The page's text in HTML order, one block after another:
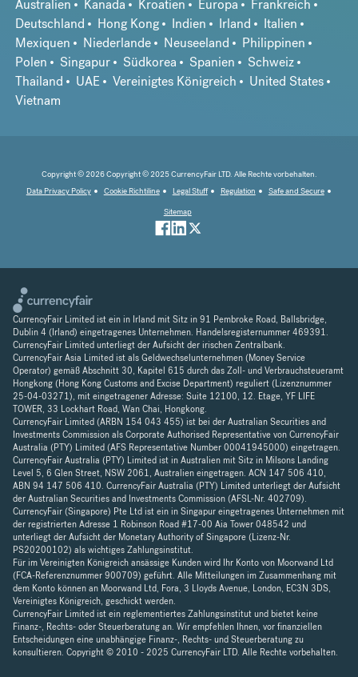
Australien
Kanada Kroatien Europa
Frankreich
Deutschland
Hong Kong Indien Irland
Italien
Mexiquen
Niederlande Neuseeland
Philippinen
Polen
Singapur Südkorea Spanien
Schweiz
Thailand
UAE Vereinigtes Königreich
United States
Vietnam
Copyright © 2026 Copyright © 2025 CurrencyFair LTD. Alle Rechte vorbehalten.
Data Privacy Policy
Cookie Richtiline Legal Stuff Regulation
Safe and Secure
Sitemap
CurrencyFair Limited ist ein in Irland mit Sitz in 91 Pembroke Road, Ballsbridge,
Dublin 4 (Irland) eingetragenes Unternehmen. Handelsregisternummer 469391.
CurrencyFair Limited unterliegt der Aufsicht der irischen Zentralbank.
CurrencyFair Asia Limited ist als Geldwechselunternehmen (Money Service
Operator) gemäß Abschnitt 30, Kapitel 615 durch das Zoll- und Verbrauchsteueramt
Hongkong (Hong Kong Customs and Excise Department) reguliert (Lizenznummer
25-04-03271), mit eingetragener Adresse: Suite 12100, 12. Etage, YF LIFE
TOWER, 33 Lockhart Road, Wan Chai, Hongkong.
CurrencyFair Limited (ARBN 154 043 455) ist bei der Australian Securities and
Investments Commission als Corporate Authorised Representative von CurrencyFair
Australia (PTY) Limited (AFS Representative Number 00041945000) eingetragen.
CurrencyFair Australia (PTY) Limited ist in Australien mit Sitz in Milsons Landing
Level 5, 6 Glen Street, NSW 2061, Australien eingetragen. ACN 147 506 410,
ABN 94 147 506 410. CurrencyFair Australia (PTY) Limited unterliegt der Aufsicht
der Australian Securities and Investments Commission (AFSL-Nr. 402709).
CurrencyFair (Singapore) Pte Ltd ist ein in Singapur eingetragenes Unternehmen mit
der registrierten Adresse 1 Robinson Road #17-00 Aia Tower 048542 und
unterliegt der Aufsicht der Monetary Authority of Singapore (Lizenz-Nr.
PS20200102) als wichtiges Zahlungsinstitut.
Für im Vereinigten Königreich ansässige Kunden wird Ihr Konto von Moorwand Ltd
(FCA-Referenznummer 900709) geführt. Alle Mitteilungen im Zusammenhang mit
dem Konto können an Moorwand Ltd, Fora, 3 Lloyds Avenue, London, EC3N 3DS,
Vereinigtes Königreich, geschickt werden.
CurrencyFair Limited ist ein reglementiertes Zahlungsinstitut und bietet keine
Finanz-, Rechts- oder Steuerberatung an. Wir empfehlen Ihnen, vor finanziellen
Entscheidungen eine unabhängige Finanz-, Rechts- und Steuerberatung zu
konsultieren. Copyright © 2010 - 2025 CurrencyFair LTD. Alle Rechte vorbehalten.